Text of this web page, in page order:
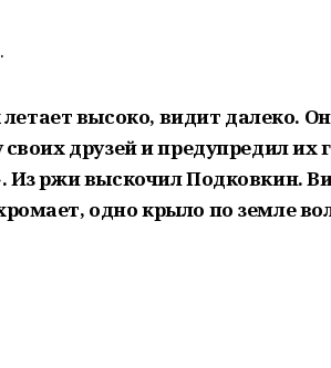
высоко, видит далеко.
своих друзей и предупредил
Из ржи выскочил Подковкин.
одно крыло по земле